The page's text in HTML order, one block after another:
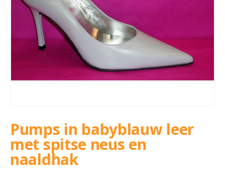
Pumps in babyblauw leer
met spitse neus en
naaldhak